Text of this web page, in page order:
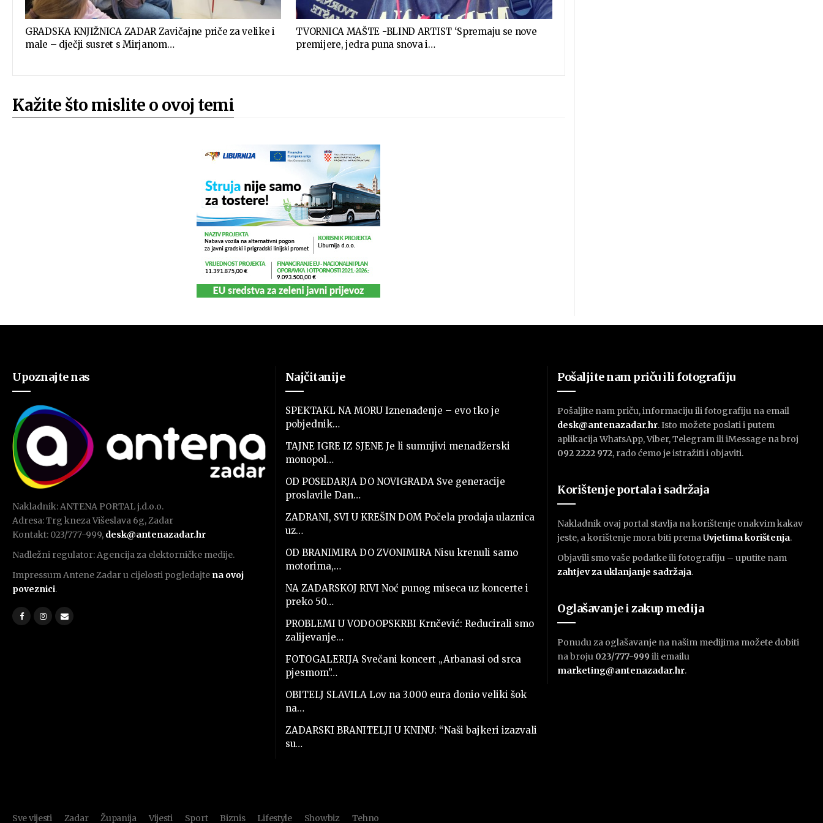
GRADSKA KNJIŽNICA ZADAR Zavičajne priče za velike i
male – dječji susret s Mirjanom…
TVORNICA MAŠTE -BLIND ARTIST ‘Spremaju se nove
premijere, jedra puna snova i…
Kažite što mislite o ovoj temi
Upoznajte nas
Nakladnik: ANTENA PORTAL j.d.o.o.
Adresa: Trg kneza Višeslava 6g, Zadar
Kontakt: 023/777-999, desk@antenazadar.hr
Nadležni regulator: Agencija za elektorničke medije.
Impressum Antene Zadar u cijelosti pogledajte na ovoj
poveznici.
Najčitanije
SPEKTAKL NA MORU Iznenađenje – evo tko je
pobjednik…
TAJNE IGRE IZ SJENE Je li sumnjivi menadžerski
monopol…
OD POSEDARJA DO NOVIGRADA Sve generacije
proslavile Dan…
ZADRANI, SVI U KREŠIN DOM Počela prodaja ulaznica
uz…
OD BRANIMIRA DO ZVONIMIRA Nisu krenuli samo
motorima,…
NA ZADARSKOJ RIVI Noć punog miseca uz koncerte i
preko 50…
PROBLEMI U VODOOPSKRBI Krnčević: Reducirali smo
zalijevanje…
FOTOGALERIJA Svečani koncert „Arbanasi od srca
pjesmom”…
OBITELJ SLAVILA Lov na 3.000 eura donio veliki šok
na…
ZADARSKI BRANITELJI U KNINU: “Naši bajkeri izazvali
su…
Pošaljite nam priču ili fotografiju
Pošaljite nam priču, informaciju ili fotografiju na email
desk@antenazadar.hr. Isto možete poslati i putem
aplikacija WhatsApp, Viber, Telegram ili iMessage na broj
092 2222 972, rado ćemo je istražiti i objaviti.
Korištenje portala i sadržaja
Nakladnik ovaj portal stavlja na korištenje onakvim kakav
jeste, a korištenje mora biti premaUvjetima korištenja.
Objavili smo vaše podatke ili fotografiju – uputite nam
zahtjev za uklanjanje sadržaja.
Oglašavanje i zakup medija
Ponudu za oglašavanje na našim medijima možete dobiti
na broju 023/777-999 ili emailu
marketing@antenazadar.hr.
Sve vijesti Zadar Županija Vijesti Sport Biznis Lifestyle Showbiz Tehno